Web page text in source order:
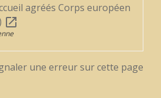
agréés Corps européen
open_in_new
une erreur sur cette page